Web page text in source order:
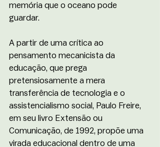
memória que o oceano pode
guardar.
A partir de uma crítica ao
pensamento mecanicista da
educação, que prega
pretensiosamente a mera
transferência de tecnologia e o
assistencialismo social, Paulo Freire,
em seu livro Extensão ou
Comunicação, de 1992, propõe uma
virada educacional dentro de uma